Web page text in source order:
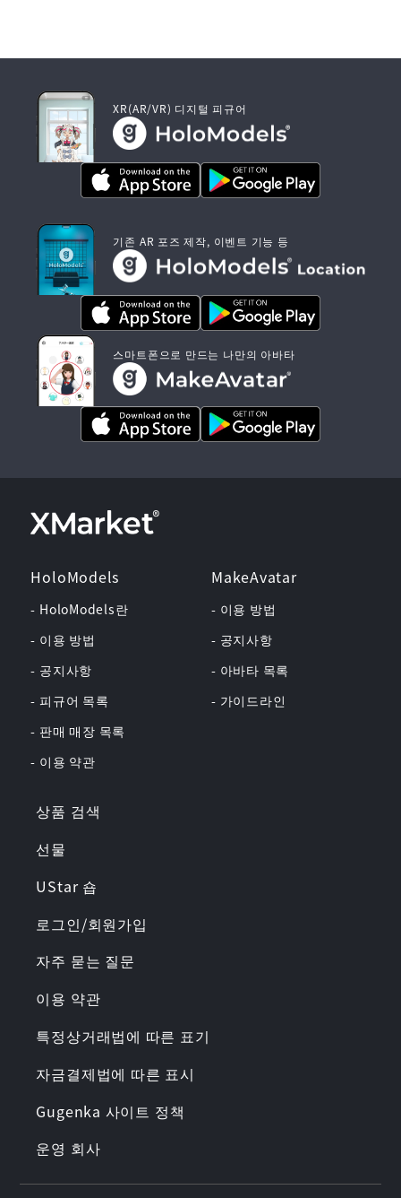
XR(AR/VR) 디지털 피규어
기존 AR 포즈 제작, 이벤트 기능 등
스마트폰으로 만드는 나만의 아바타
HoloModels
- HoloModels란
- 이용 방법
- 공지사항
- 피규어 목록
- 판매 매장 목록
- 이용 약관
MakeAvatar
- 이용 방법
- 공지사항
- 아바타 목록
- 가이드라인
상품 검색
선물
UStar 숍
로그인/회원가입
자주 묻는 질문
이용 약관
특정상거래법에 따른 표기
자금결제법에 따른 표시
Gugenka 사이트 정책
운영 회사